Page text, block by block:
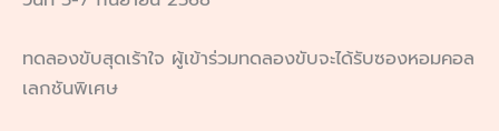
ทดลองขับสุดเร้าใจ ผู้เข้าร่วมทดลองขับจะได้รับซองหอมคอล
เลกชันพิเศษ